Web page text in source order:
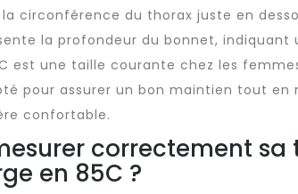
la circonférence du thorax juste en
la profondeur du bonnet, indiquant
est une taille courante chez les
pour assurer un bon maintien tout en
confortable.
correctement sa
en 85C ?